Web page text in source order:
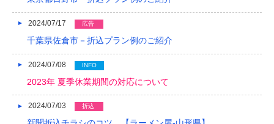
2024/07/17 広告
千葉県佐倉市－折込プラン例のご紹介
2024/07/08 INFO
2023年 夏季休業期間の対応について
2024/07/03 折込